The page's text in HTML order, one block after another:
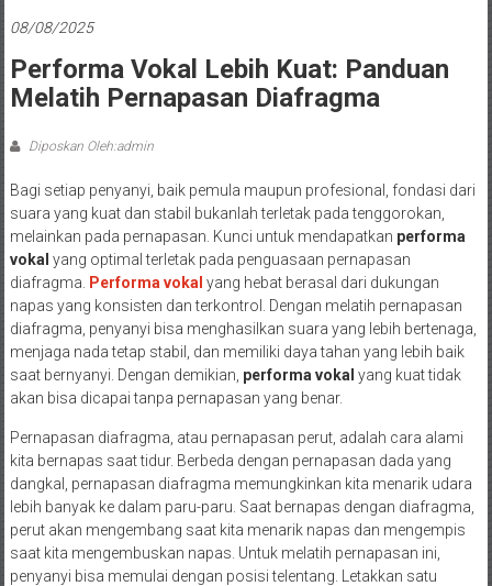
08/08/2025
Performa Vokal Lebih Kuat: Panduan
Melatih Pernapasan Diafragma
Diposkan Oleh:admin
Bagi setiap penyanyi, baik pemula maupun profesional, fondasi dari
suara yang kuat dan stabil bukanlah terletak pada tenggorokan,
melainkan pada pernapasan. Kunci untuk mendapatkan performa
vokal yang optimal terletak pada penguasaan pernapasan
diafragma.
Performa vokal yang hebat berasal dari dukungan
napas yang konsisten dan terkontrol. Dengan melatih pernapasan
diafragma, penyanyi bisa menghasilkan suara yang lebih bertenaga,
menjaga nada tetap stabil, dan memiliki daya tahan yang lebih baik
saat bernyanyi. Dengan demikian, performa vokal yang kuat tidak
akan bisa dicapai tanpa pernapasan yang benar.
Pernapasan diafragma, atau pernapasan perut, adalah cara alami
kita bernapas saat tidur. Berbeda dengan pernapasan dada yang
dangkal, pernapasan diafragma memungkinkan kita menarik udara
lebih banyak ke dalam paru-paru. Saat bernapas dengan diafragma,
perut akan mengembang saat kita menarik napas dan mengempis
saat kita mengembuskan napas. Untuk melatih pernapasan ini,
penyanyi bisa memulai dengan posisi telentang. Letakkan satu